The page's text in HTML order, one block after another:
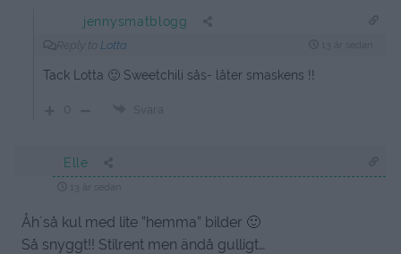
jennysmatblogg
Lotta
Tack Lotta 🙂 Sweetchili sås- låter smaskens !!
Svara
Elle
13 år sedan
Åh´så kul med lite ”hemma” bilder 🙂
Så snyggt!! Stilrent men ändå gulligt…